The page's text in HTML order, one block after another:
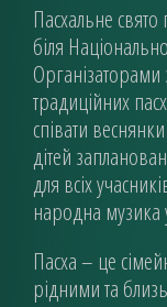
Пасхальне
біля
Організаторами
традиційних
співати
дітей
для всіх
народна музика
Пасха – це
рідними та